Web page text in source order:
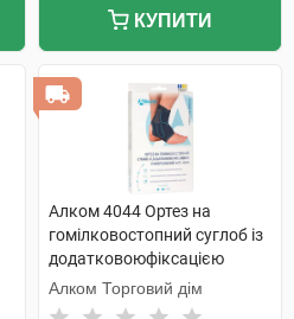
КУПИТИ
Алком 4044 Ортез на
гомілковостопний суглоб із
додатковоюфіксацією
розмір 1 1 шт
Алком Торговий дім